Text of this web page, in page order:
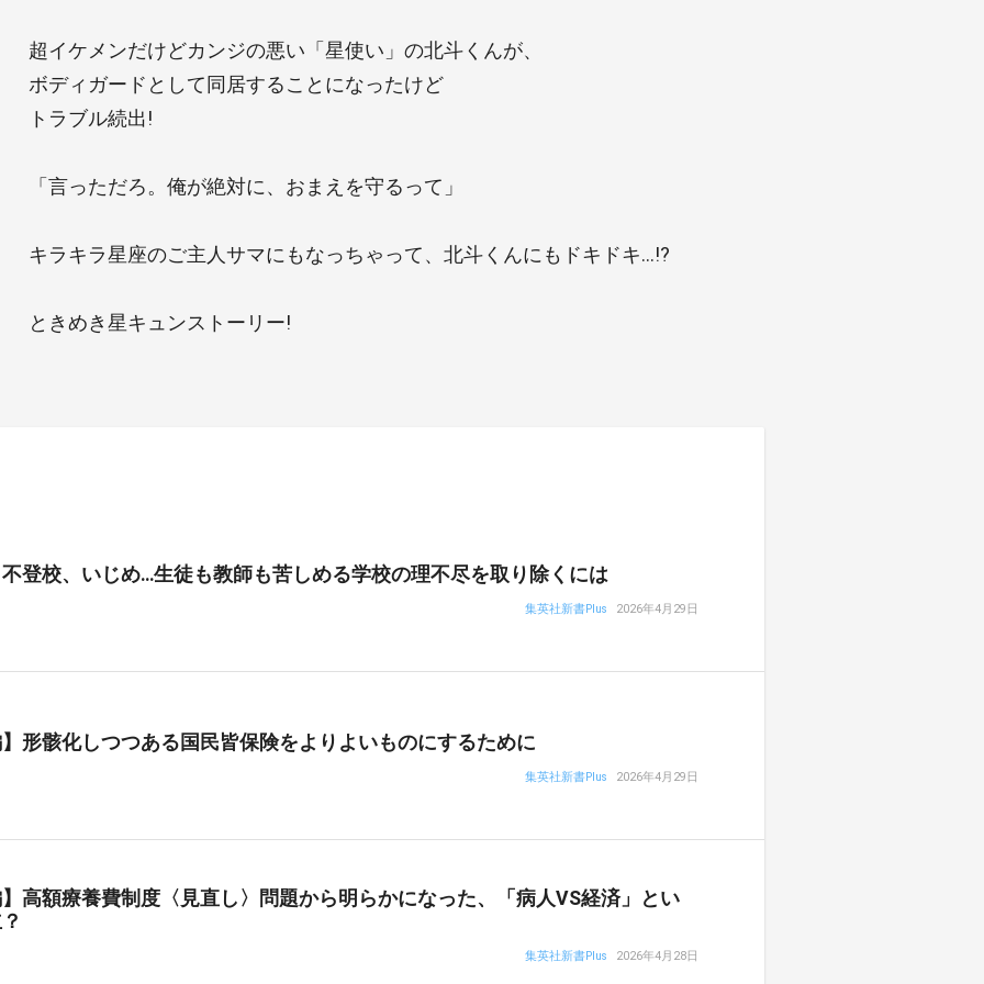
超イケメンだけどカンジの悪い「星使い」の北斗くんが、
ボディガードとして同居することになったけど
トラブル続出!
「言っただろ。俺が絶対に、おまえを守るって」
キラキラ星座のご主人サマにもなっちゃって、北斗くんにもドキドキ…!?
ときめき星キュンストーリー!
登校、いじめ…生徒も教師も苦しめる学校の理不尽を取り除くには
集英社新書Plus 2026年4月29日
形骸化しつつある国民皆保険をよりよいものにするために
集英社新書Plus 2026年4月29日
高額療養費制度〈見直し〉問題から明らかになった、「病人VS経済」とい
集英社新書Plus 2026年4月28日